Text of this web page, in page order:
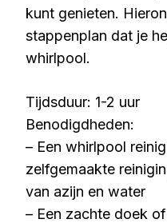
kunt genieten.
stappenplan dat je
whirlpool.
Tijdsduur: 1-2 uur
Benodigdheden:
– Een whirlpool
zelfgemaakte
van azijn en water
– Een zachte doek